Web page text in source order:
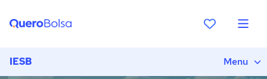
IESB Menu